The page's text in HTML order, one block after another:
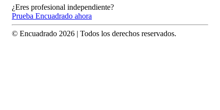
¿Eres profesional independiente?
Prueba Encuadrado ahora
© Encuadrado 2026 | Todos los derechos reservados.